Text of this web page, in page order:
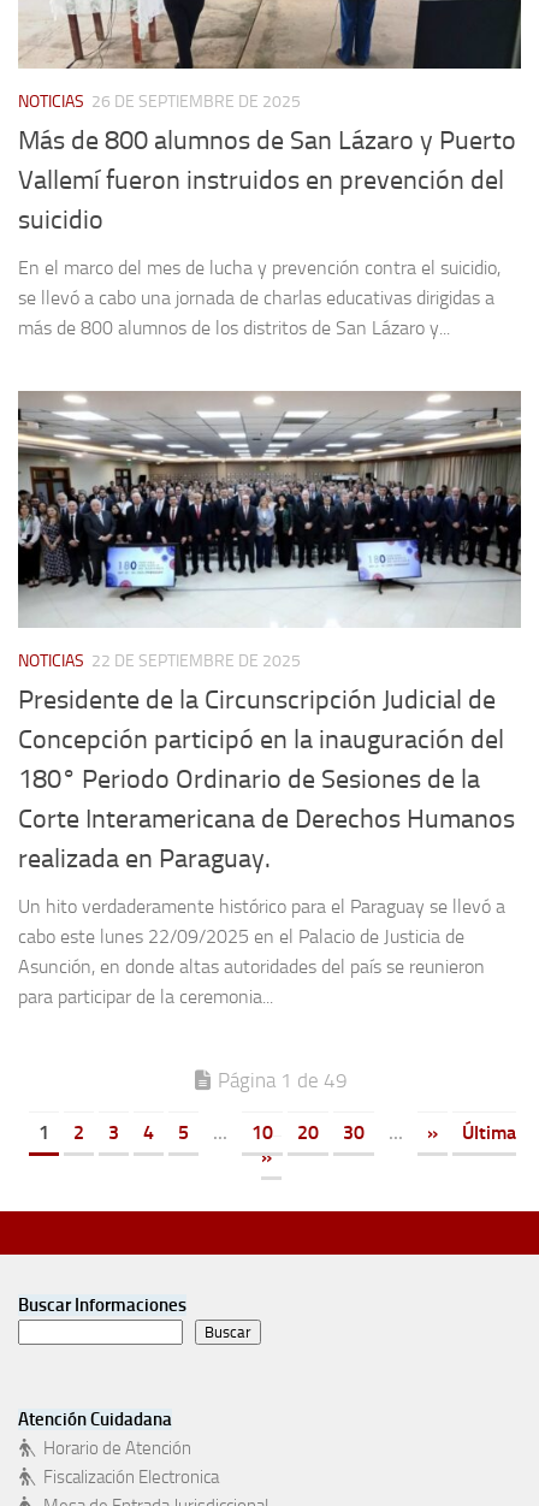
NOTICIAS 26 DE SEPTIEMBRE DE 2025
Más de 800 alumnos de San Lázaro y Puerto
Vallemí fueron instruidos en prevención del
suicidio
En el marco del mes de lucha y prevención contra el suicidio,
se llevó a cabo una jornada de charlas educativas dirigidas a
más de 800 alumnos de los distritos de San Lázaro y...
NOTICIAS 22 DE SEPTIEMBRE DE 2025
Presidente de la Circunscripción Judicial de
Concepción participó en la inauguración del
180° Periodo Ordinario de Sesiones de la
Corte Interamericana de Derechos Humanos
realizada en Paraguay.
Un hito verdaderamente histórico para el Paraguay se llevó a
cabo este lunes 22/09/2025 en el Palacio de Justicia de
Asunción, en donde altas autoridades del país se reunieron
para participar de la ceremonia...
Página 1 de 49
1 2 3 4 5 ... 10 20 30 ... »
Última
»
Buscar Informaciones
Buscar
Atención Cuidadana
Horario de Atención
Fiscalización Electronica